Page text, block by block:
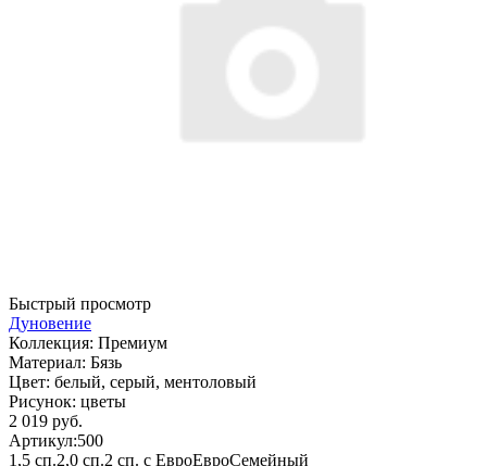
Быстрый просмотр
Дуновение
Коллекция: Премиум
Материал: Бязь
Цвет: белый, серый, ментоловый
Рисунок: цветы
2 019 руб.
Артикул:500
1,5 сп.2,0 сп.2 сп. с ЕвроЕвроСемейный